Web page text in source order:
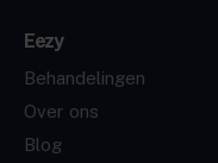
Eezy
Behandelingen
Over ons
Blog